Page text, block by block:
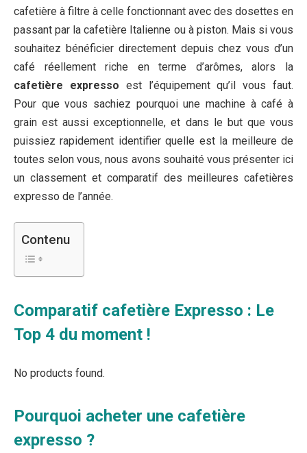
cafetière à filtre à celle fonctionnant avec des dosettes en
passant par la cafetière Italienne ou à piston. Mais si vous
souhaitez bénéficier directement depuis chez vous d’un
café réellement riche en terme d’arômes, alors la
cafetière expresso est l’équipement qu’il vous faut.
Pour que vous sachiez pourquoi une machine à café à
grain est aussi exceptionnelle, et dans le but que vous
puissiez rapidement identifier quelle est la meilleure de
toutes selon vous, nous avons souhaité vous présenter ici
un classement et comparatif des meilleures cafetières
expresso de l’année.
Contenu
Comparatif cafetière Expresso : Le
Top 4 du moment !
No products found.
Pourquoi acheter une cafetière
expresso ?